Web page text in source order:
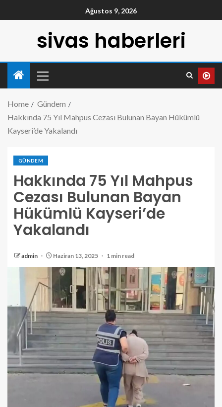
Ağustos 9, 2026
sivas haberleri
Home
Gündem
Hakkında 75 Yıl Mahpus Cezası Bulunan Bayan Hükümlü
Kayseri’de Yakalandı
GÜNDEM
Hakkında 75 Yıl Mahpus
Cezası Bulunan Bayan
Hükümlü Kayseri’de
Yakalandı
admin Haziran 13, 2025 1 min read